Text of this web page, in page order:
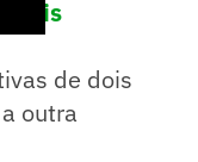
de dois
outra